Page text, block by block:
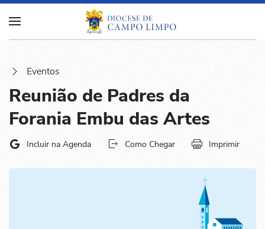
Eventos
Reunião de Padres da
Forania Embu das Artes
Incluir na Agenda Como Chegar Imprimir